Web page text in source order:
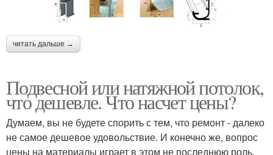
читать дальше →
Подвесной или натяжной потолок,
что дешевле. Что насчет цены?
Думаем, вы не будете спорить с тем, что ремонт - далеко
не самое дешевое удовольствие. И конечно же, вопрос
цены на материалы играет в этом не последнюю роль.